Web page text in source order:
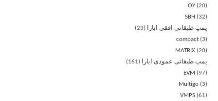
OY 20
SBH
32
پمپ طبقاتی افقی ابارا
23
compact 3
MATRIX 20
پمپ طبقاتی عمودی ابارا
161
EVM
97
Multigo 3
VMPS 61